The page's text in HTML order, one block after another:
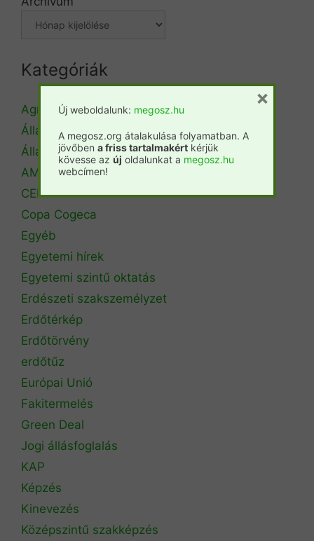
Kategóriák
Agrárminisztérium
Állásbörze
Álláshirdetés
AM Erdőrendezési Főosztály
CEPF
Copa Cogeca
Egyéb
Egyetemi hírek
Egyetemi szintű oktatás
Erdészeti szakszemélyzet
Erdőtérkép
Erdőtörvény
erdőtűz
Európai Unió
Fakitermelés
Green Deal
Jogi állásfoglalás
KAP
Képzés
Kinevezés
Középszintű szakképzés
Új weboldalunk: megosz.hu
A megosz.org átalakulása folyamatban. A
jövőben a friss tartalmakért kérjük
kövesse az új oldalunkat a megosz.hu
webcímen!
×